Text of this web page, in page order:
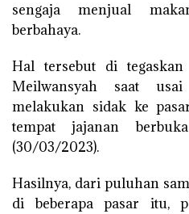
sengaja menjual
berbahaya.
Hal tersebut di
Meilwansyah saat
melakukan sidak ke
tempat jajanan
(30/03/2023).
Hasilnya, dari puluhan
di beberapa pasar itu,